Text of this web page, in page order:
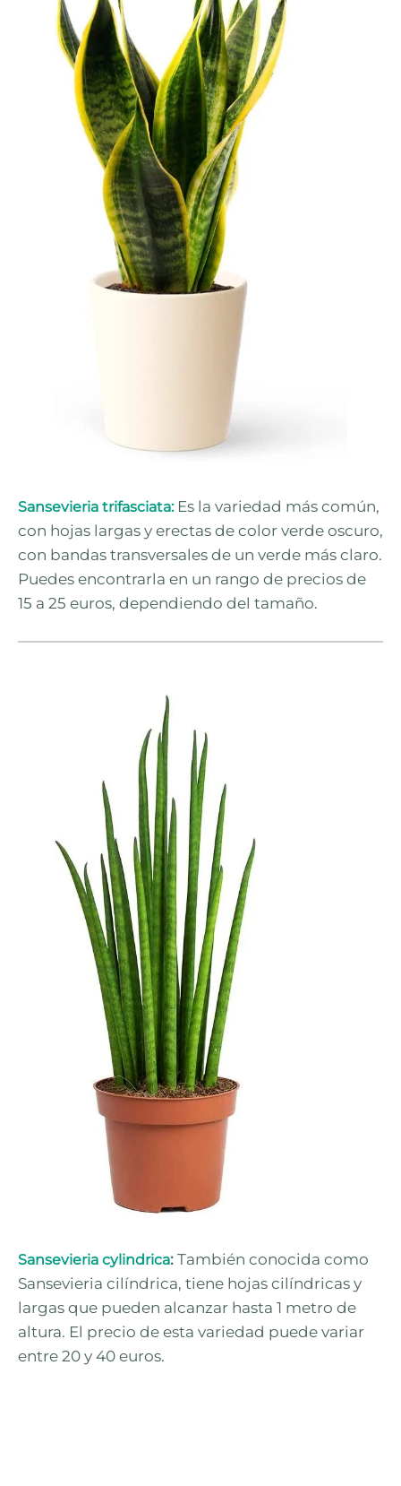
Sansevieria trifasciata: Es la variedad más común,
con hojas largas y erectas de color verde oscuro,
con bandas transversales de un verde más claro.
Puedes encontrarla en un rango de precios de
15 a 25 euros, dependiendo del tamaño.
Sansevieria cylindrica: También conocida como
Sansevieria cilíndrica, tiene hojas cilíndricas y
largas que pueden alcanzar hasta 1 metro de
altura. El precio de esta variedad puede variar
entre 20 y 40 euros.